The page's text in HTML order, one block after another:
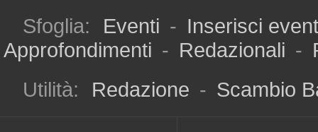
Sfoglia: Eventi - Inserisci
Approfondimenti - Redazionali -
Utilità:
Redazione - Scambio